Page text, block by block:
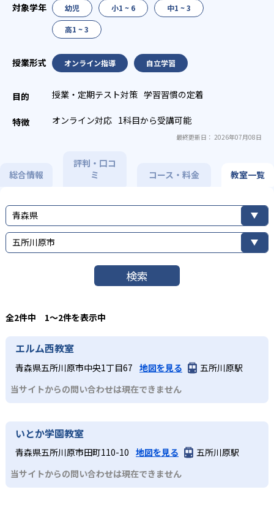
幼児 小1 ~ 6 中1 ~ 3
高1 ~ 3
オンライン指導 自立学習
授業・定期テスト対策 学習習慣の定着
オンライン対応 1科目から受講可能
最終更新日： 2026年07月08日
総合情報
評判・口コ
ミ
コース・料金 教室一覧
青森県
五所川原市
検索
全2件中 1〜2件を表示中
エルム西教室
青森県五所川原市中央1丁目67 地図を見る
五所川原駅
当サイトからの問い合わせは現在できません
いとか学園教室
青森県五所川原市田町110-10 地図を見る
五所川原駅
当サイトからの問い合わせは現在できません